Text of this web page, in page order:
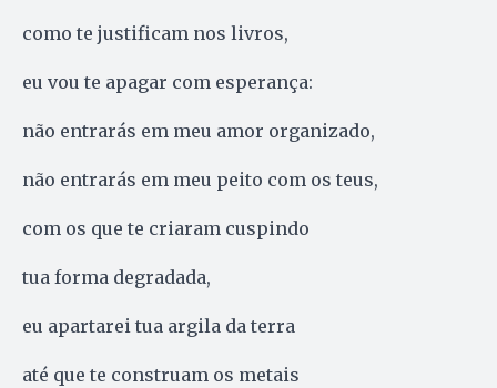
como te justificam nos livros,
eu vou te apagar com esperança:
não entrarás em meu amor organizado,
não entrarás em meu peito com os teus,
com os que te criaram cuspindo
tua forma degradada,
eu apartarei tua argila da terra
até que te construam os metais